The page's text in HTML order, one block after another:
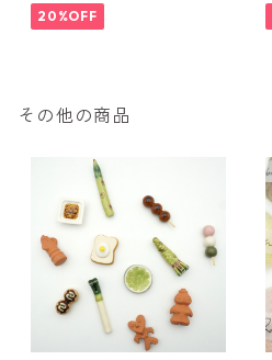
20%OFF
その他の商品